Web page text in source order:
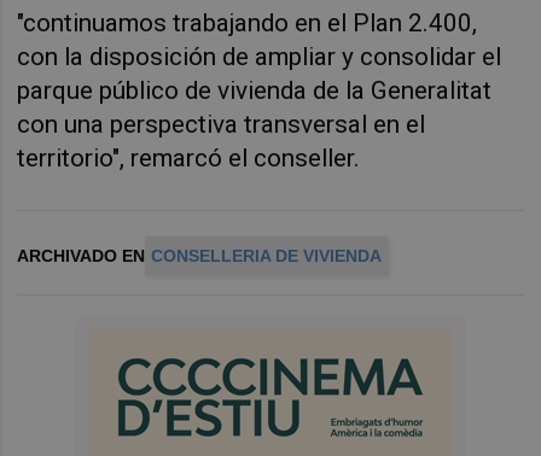
"continuamos trabajando en el Plan 2.400,
con la disposición de ampliar y consolidar el
parque público de vivienda de la Generalitat
con una perspectiva transversal en el
territorio", remarcó el conseller.
ARCHIVADO EN CONSELLERIA DE VIVIENDA